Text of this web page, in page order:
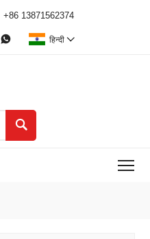
+86 13871562374
 हिन्दी 
